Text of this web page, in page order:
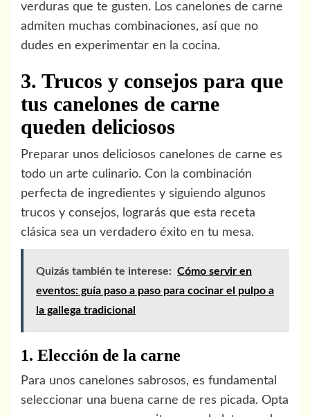
verduras que te gusten. Los canelones de carne
admiten muchas combinaciones, así que no
dudes en experimentar en la cocina.
3. Trucos y consejos para que
tus canelones de carne
queden deliciosos
Preparar unos deliciosos canelones de carne es
todo un arte culinario. Con la combinación
perfecta de ingredientes y siguiendo algunos
trucos y consejos, lograrás que esta receta
clásica sea un verdadero éxito en tu mesa.
Quizás también te interese: Cómo servir en
eventos: guía paso a paso para cocinar el pulpo a
la gallega tradicional
1. Elección de la carne
Para unos canelones sabrosos, es fundamental
seleccionar una buena carne de res picada. Opta